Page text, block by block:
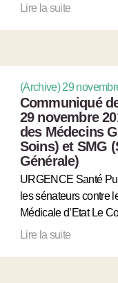
Lire la suite
(Archive) 29
Communiqué
29 novembre
des Médecins
Soins) et SMG
Générale)
URGENCE Santé
les sénateurs contre
Médicale d’Etat Le
Lire la suite